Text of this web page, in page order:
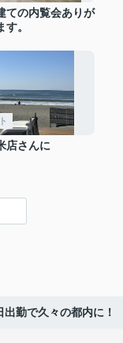
ての内覧会ありが
。
店さんに
出勤で久々の都内に！